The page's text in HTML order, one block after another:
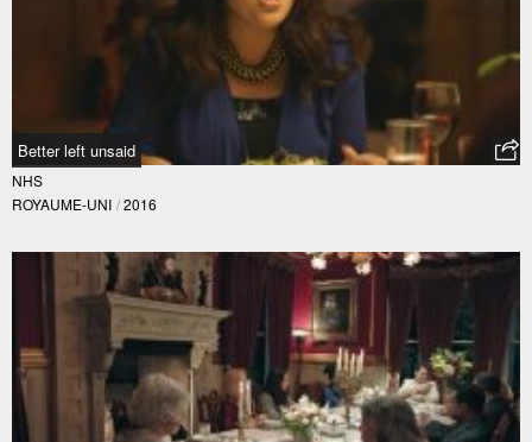
Better left unsaid
NHS
ROYAUME-UNI / 2016